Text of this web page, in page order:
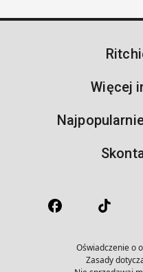
Więcej
Oświadczenie o
Zasady